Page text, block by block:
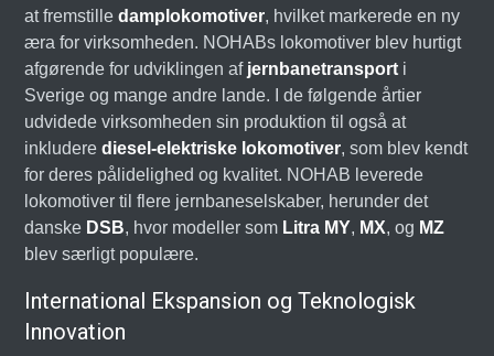
at fremstilledamplokomotiver, hvilket markerede en ny
æra for virksomheden. NOHABs lokomotiver blev hurtigt
afgørende for udviklingen af jernbanetransport i
Sverige og mange andre lande. I de følgende årtier
udvidede virksomheden sin produktion til også at
inkluderediesel-elektriske lokomotiver, som blev kendt
for deres pålidelighed og kvalitet. NOHAB leverede
lokomotiver til flere jernbaneselskaber, herunder det
danske DSB, hvor modeller som Litra MY, MX, og MZ
blev særligt populære.
International Ekspansion og Teknologisk
Innovation